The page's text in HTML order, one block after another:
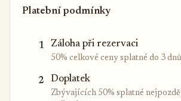
Platební podmínky
1 Záloha při rezervaci
50% celkové ceny splatné do 3 dnů
2 Doplatek
Zbývajících 50% splatné